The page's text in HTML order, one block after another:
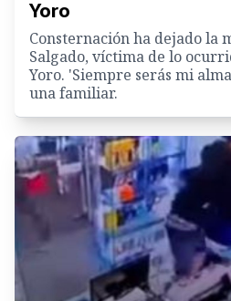
Yoro
Consternación ha dejado la
Salgado, víctima de lo
Yoro. 'Siempre serás mi
una familiar.